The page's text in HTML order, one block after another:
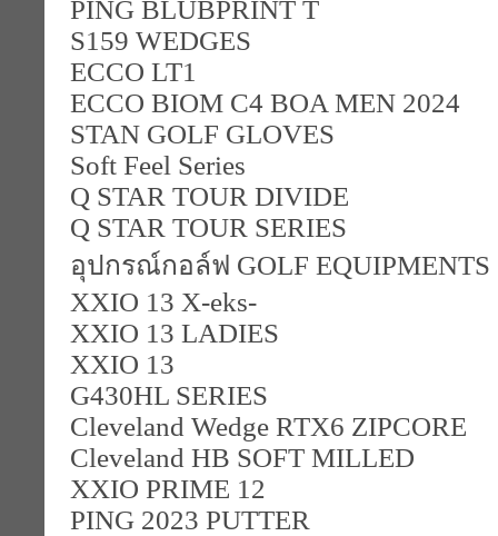
PING BLUBPRINT T
S159 WEDGES
ECCO LT1
ECCO BIOM C4 BOA MEN 2024
STAN GOLF GLOVES
Soft Feel Series
Q STAR TOUR DIVIDE
Q STAR TOUR SERIES
อุปกรณ์กอล์ฟ GOLF EQUIPMENTS
XXIO 13 X-eks-
XXIO 13 LADIES
XXIO 13
G430HL SERIES
Cleveland Wedge RTX6 ZIPCORE
Cleveland HB SOFT MILLED
XXIO PRIME 12
PING 2023 PUTTER